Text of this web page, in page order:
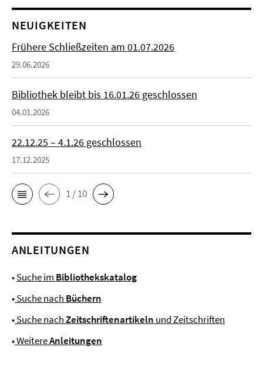
NEUIGKEITEN
Frühere Schließzeiten am 01.07.2026
29.06.2026
Bibliothek bleibt bis 16.01.26 geschlossen
04.01.2026
22.12.25 – 4.1.26 geschlossen
17.12.2025
1 / 10
ANLEITUNGEN
•Suche im Bibliothekskatalog
•Suche nach Büchern
•Suche nachZeitschriftenartikeln und Zeitschriften
•WeitereAnleitungen